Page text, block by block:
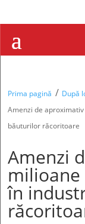
Prima pagină / După
Amenzi de
băuturilor răcoritoare
Amenzi
milioane
în